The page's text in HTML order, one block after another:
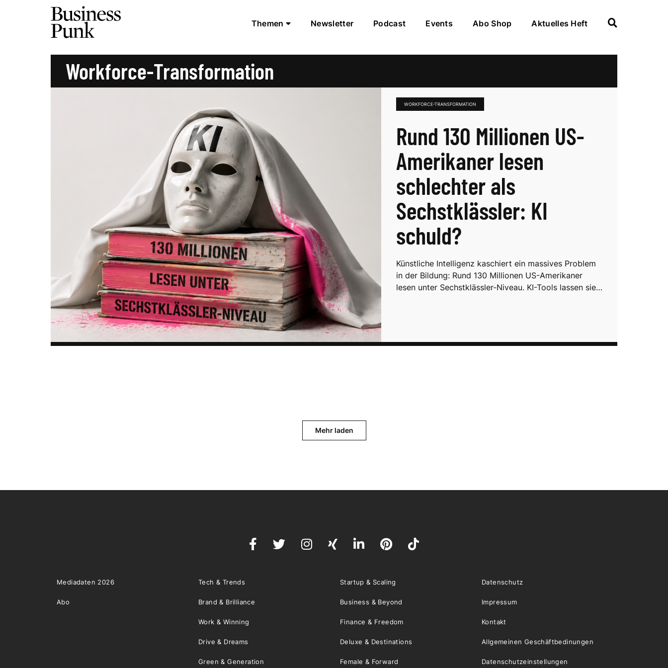
Themen Newsletter Podcast Events Abo Shop Aktuelles Heft
Workforce-Transformation
WORKFORCE-TRANSFORMATION
Rund 130 Millionen US-
Amerikaner lesen
schlechter als
Sechstklässler: KI
schuld?
Künstliche Intelligenz kaschiert ein massives Problem
in der Bildung: Rund 130 Millionen US-Amerikaner
lesen unter Sechstklässler-Niveau. KI-Tools lassen sie…
Mehr laden
Mediadaten 2026
Abo
Tech & Trends Startup & Scaling
Brand & Brilliance Business & Beyond
Work & Winning Finance & Freedom
Drive & Dreams Deluxe & Destinations
Green & Generation Female & Forward
Datenschutz
Impressum
Kontakt
Allgemeinen Geschäftbedinungen
Datenschutzeinstellungen